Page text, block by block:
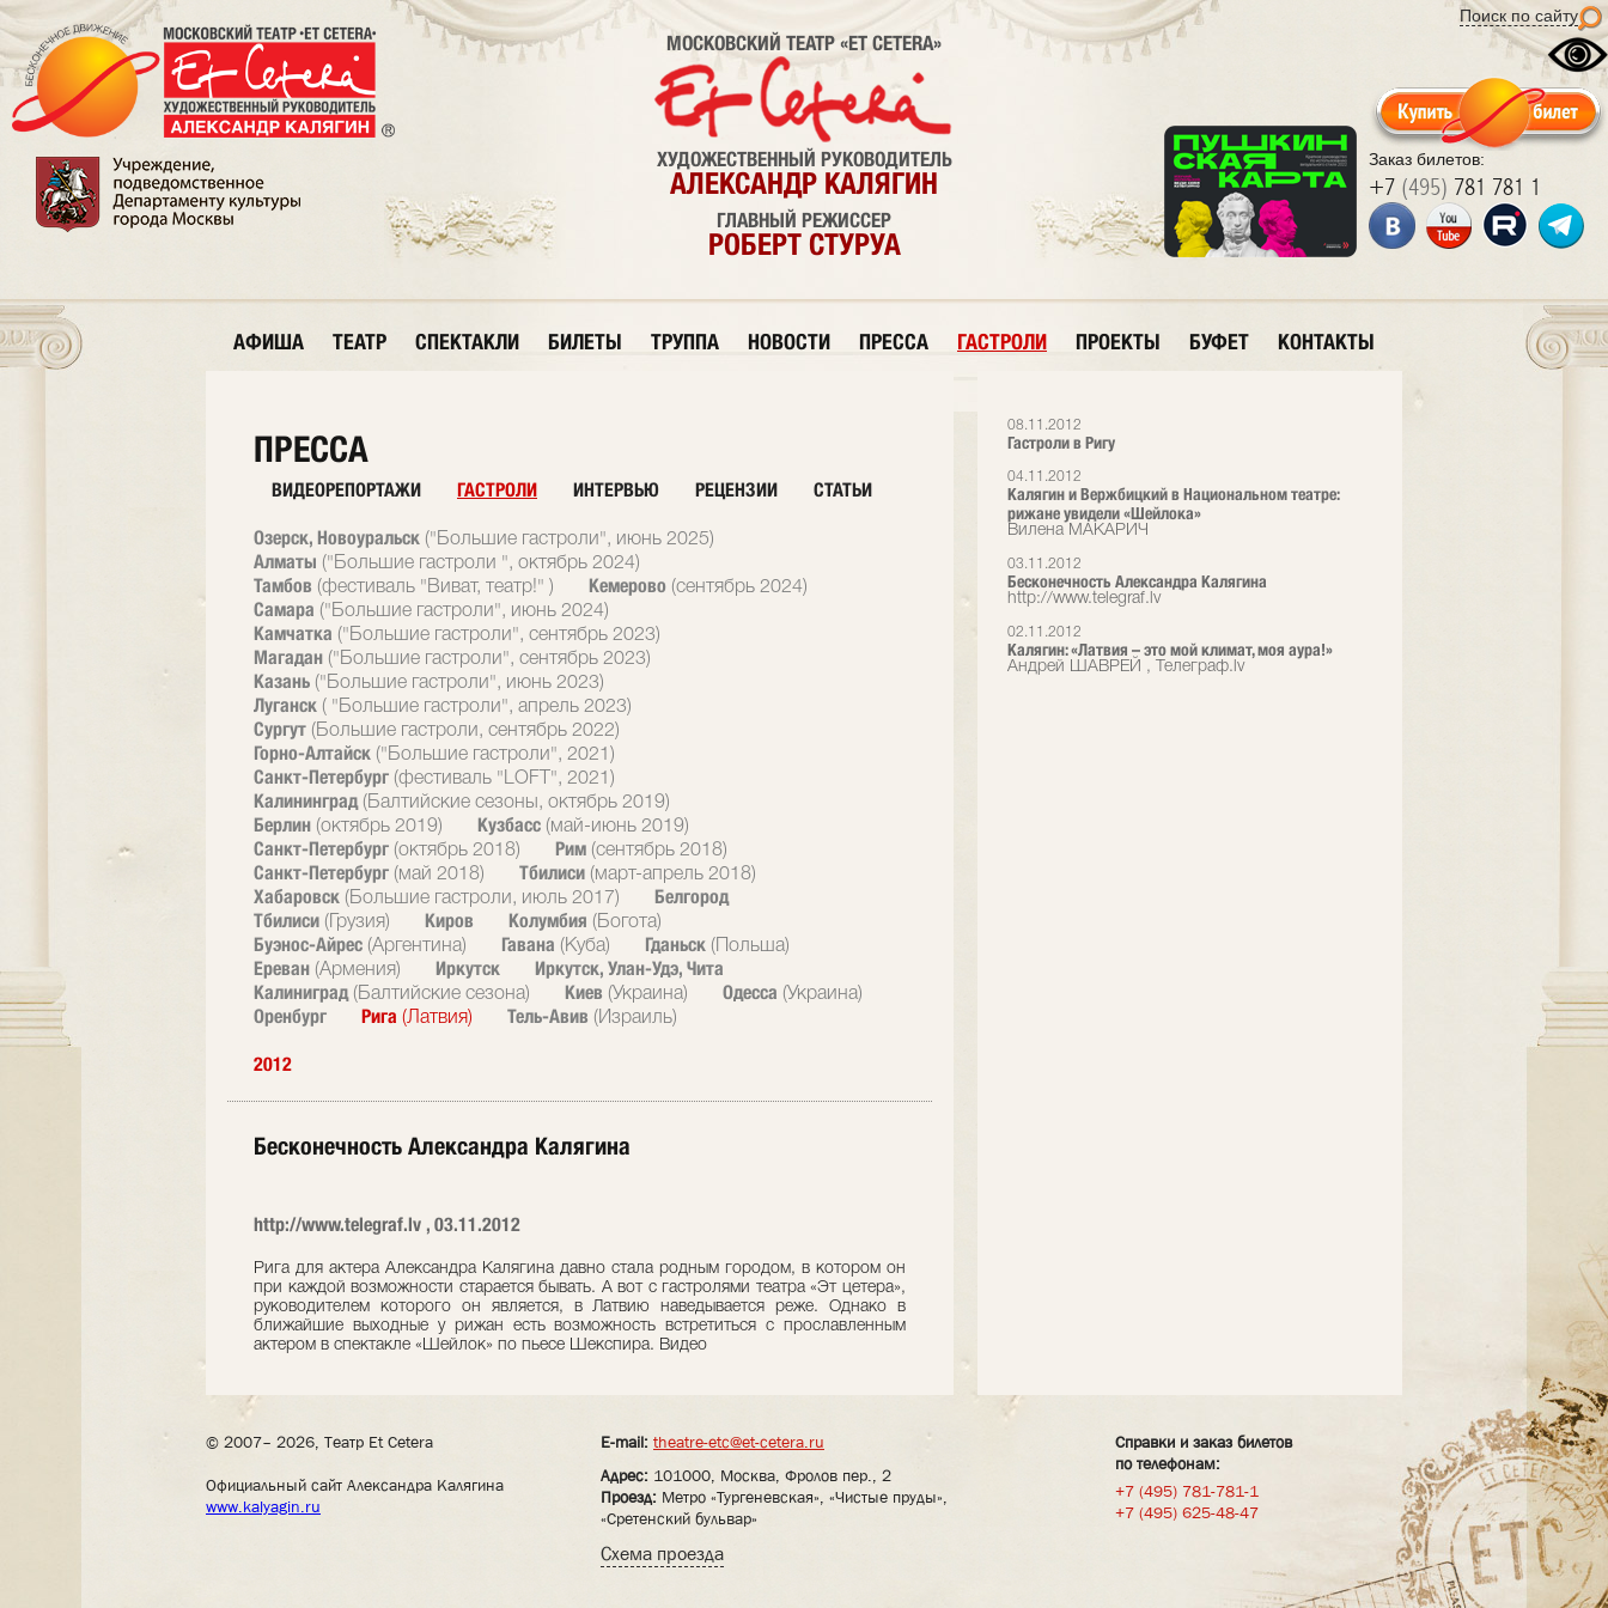
Поиск по сайту
Заказ билетов:
+7 (495) 781 781 1
МОСКОВСКИЙ ТЕАТР «ET CETERA»
ХУДОЖЕСТВЕННЫЙ РУКОВОДИТЕЛЬ
АЛЕКСАНДР КАЛЯГИН
ГЛАВНЫЙ РЕЖИССЕР
РОБЕРТ СТУРУА
АФИША ТЕАТР СПЕКТАКЛИ БИЛЕТЫ ТРУППА НОВОСТИ ПРЕССА ГАСТРОЛИ ПРОЕКТЫ БУФЕТ КОНТАКТЫ
08.11.2012
Гастроли в Ригу
04.11.2012
Калягин и Вержбицкий в Национальном театре:
рижане увидели «Шейлока»
Вилена МАКАРИЧ
03.11.2012
Бесконечность Александра Калягина
http://www.telegraf.lv
02.11.2012
Калягин: «Латвия – это мой климат, моя аура!»
Андрей ШАВРЕЙ , Телеграф.lv
ПРЕССА
ВИДЕОРЕПОРТАЖИ ГАСТРОЛИ ИНТЕРВЬЮ РЕЦЕНЗИИ СТАТЬИ
Озерск, Новоуральск ("Большие гастроли", июнь 2025)
Алматы ("Большие гастроли ", октябрь 2024)
Тамбов (фестиваль "Виват, театр!" ) Кемерово (сентябрь 2024)
Самара ("Большие гастроли", июнь 2024)
Камчатка ("Большие гастроли", сентябрь 2023)
Магадан ("Большие гастроли", сентябрь 2023)
Казань ("Большие гастроли", июнь 2023)
Луганск ( "Большие гастроли", апрель 2023)
Сургут (Большие гастроли, сентябрь 2022)
Горно-Алтайск ("Большие гастроли", 2021)
Санкт-Петербург (фестиваль "LOFT", 2021)
Калининград (Балтийские сезоны, октябрь 2019)
Берлин (октябрь 2019) Кузбасс (май-июнь 2019)
Санкт-Петербург (октябрь 2018) Рим (сентябрь 2018)
Санкт-Петербург (май 2018) Тбилиси (март-апрель 2018)
Хабаровск (Большие гастроли, июль 2017)
Белгород
Тбилиси (Грузия) Киров Колумбия (Богота)
Буэнос-Айрес (Аргентина) Гавана (Куба) Гданьск (Польша)
Ереван (Армения) Иркутск
Иркутск, Улан-Удэ, Чита
Калиниград (Балтийские сезона) Киев (Украина) Одесса (Украина)
Оренбург Рига (Латвия) Тель-Авив (Израиль)
2012
Бесконечность Александра Калягина
http://www.telegraf.lv , 03.11.2012
Рига для актера Александра Калягина давно стала родным городом, в котором он
при каждой возможности старается бывать. А вот с гастролями театра «Эт цетера»,
руководителем которого он является, в Латвию наведывается реже. Однако в
ближайшие выходные у рижан есть возможность встретиться с прославленным
актером в спектакле «Шейлок» по пьесе Шекспира. Видео
© 2007– 2026, Театр Et Cetera
Официальный сайт Александра Калягина
www.kalyagin.ru
E-mail: theatre-etc@et-cetera.ru
Адрес: 101000, Москва, Фролов пер., 2
Проезд: Метро «Тургеневская», «Чистые пруды»,
«Сретенский бульвар»
Схема проезда
Справки и заказ билетов
по телефонам:
+7 (495) 781-781-1
+7 (495) 625-48-47